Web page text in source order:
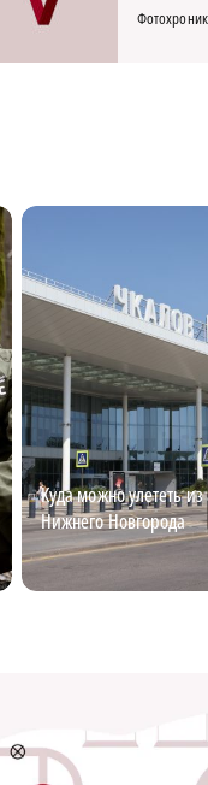
Куда можно улететь
Нижнего Новгорода